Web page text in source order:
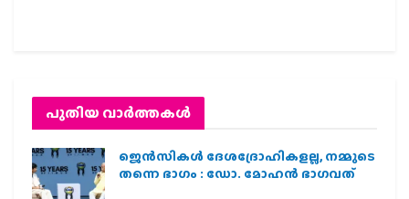
പുതിയ വാര്‍ത്തകള്‍
ജെന്‍സികള്‍ ദേശദ്രോഹികളല്ല, നമ്മുടെ
തന്നെ ഭാഗം : ഡോ. മോഹന്‍ ഭാഗവത്